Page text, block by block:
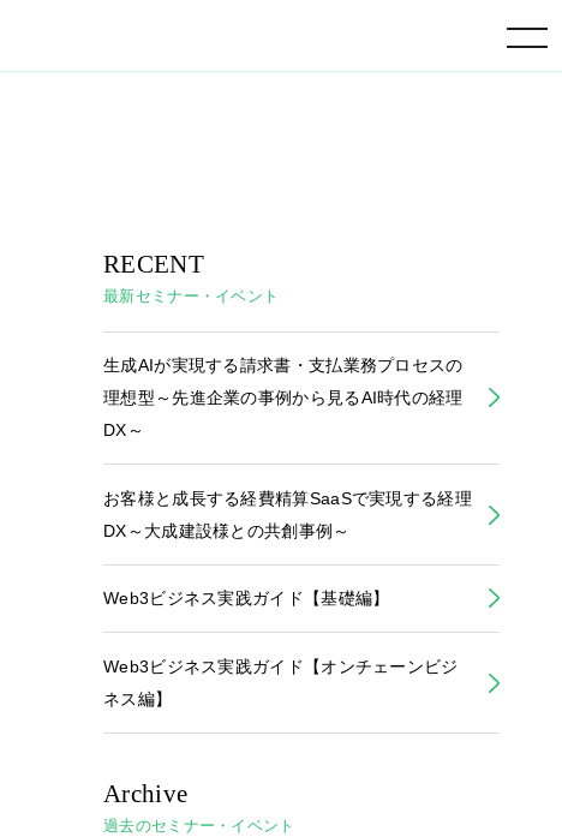
toggle navigation
RECENT
最新セミナー・イベント
生成AIが実現する請求書・支払業務プロセスの
理想型～先進企業の事例から見るAI時代の経理
DX～
お客様と成長する経費精算SaaSで実現する経理
DX～大成建設様との共創事例～
Web3ビジネス実践ガイド【基礎編】
Web3ビジネス実践ガイド【オンチェーンビジ
ネス編】
Archive
過去のセミナー・イベント